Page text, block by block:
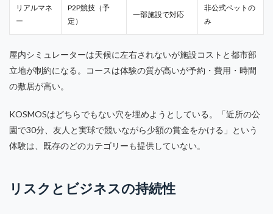
リアルマネ
ー
P2P競技（予
定）
一部施設で対応
非公式ベットの
み
屋内シミュレーターは天候に左右されないが施設コストと都市部
立地が制約になる。コースは体験の質が高いが予約・費用・時間
の敷居が高い。
KOSMOSはどちらでもない穴を埋めようとしている。「近所の公
園で30分、友人と実球で競いながら少額の賞金をかける」という
体験は、既存のどのカテゴリーも提供していない。
リスクとビジネスの持続性